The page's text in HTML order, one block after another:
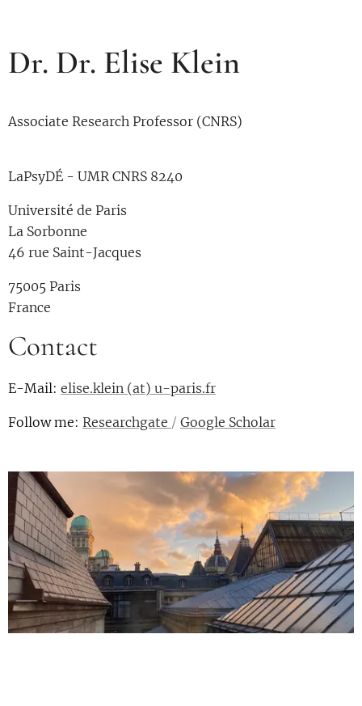
Dr. Dr. Elise Klein
Associate Research Professor (CNRS)
LaPsyDÉ - UMR CNRS 8240
Université de Paris
La Sorbonne
46 rue Saint-Jacques
75005 Paris
France
Contact
E-Mail: elise.klein (at) u-paris.fr
Follow me: Researchgate / Google Scholar